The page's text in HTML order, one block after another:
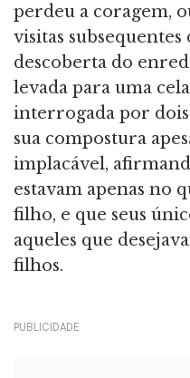
perdeu a coragem,
visitas subsequentes
descoberta do
levada para uma
interrogada por
sua compostura
implacável,
estavam apenas no
filho, e que seus
aqueles que
filhos.
PUBLICIDADE